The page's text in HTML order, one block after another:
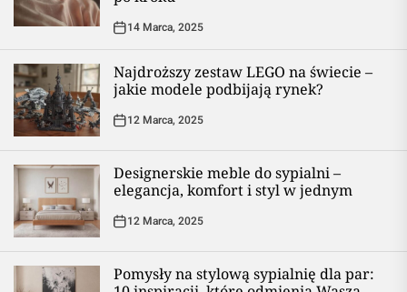
14 Marca, 2025
Najdroższy zestaw LEGO na świecie –
jakie modele podbijają rynek?
12 Marca, 2025
Designerskie meble do sypialni –
elegancja, komfort i styl w jednym
12 Marca, 2025
Pomysły na stylową sypialnię dla par: